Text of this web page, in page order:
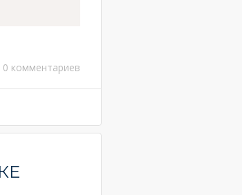
0 комментариев